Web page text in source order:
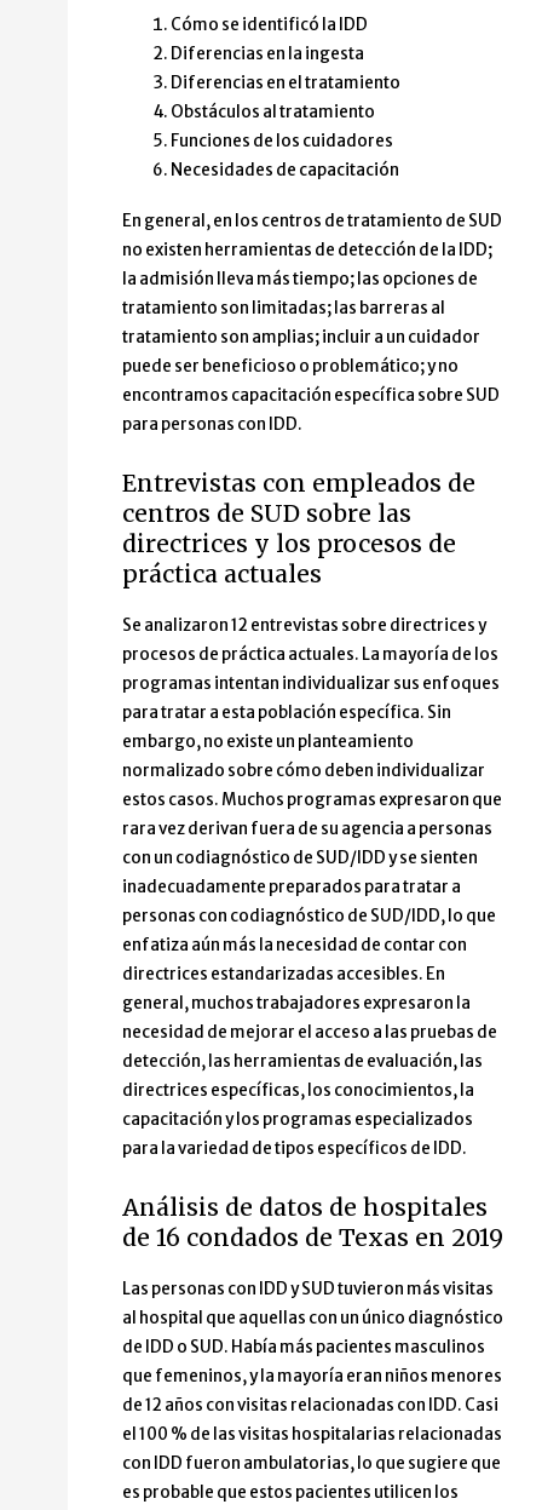
Cómo se identificó la IDD
Diferencias en la ingesta
Diferencias en el tratamiento
Obstáculos al tratamiento
Funciones de los cuidadores
Necesidades de capacitación
En general, en los centros de tratamiento de SUD
no existen herramientas de detección de la IDD;
la admisión lleva más tiempo; las opciones de
tratamiento son limitadas; las barreras al
tratamiento son amplias; incluir a un cuidador
puede ser beneficioso o problemático; y no
encontramos capacitación específica sobre SUD
para personas con IDD.
Entrevistas con empleados de
centros de SUD sobre las
directrices y los procesos de
práctica actuales
Se analizaron 12 entrevistas sobre directrices y
procesos de práctica actuales. La mayoría de los
programas intentan individualizar sus enfoques
para tratar a esta población específica. Sin
embargo, no existe un planteamiento
normalizado sobre cómo deben individualizar
estos casos. Muchos programas expresaron que
rara vez derivan fuera de su agencia a personas
con un codiagnóstico de SUD/IDD y se sienten
inadecuadamente preparados para tratar a
personas con codiagnóstico de SUD/IDD, lo que
enfatiza aún más la necesidad de contar con
directrices estandarizadas accesibles. En
general, muchos trabajadores expresaron la
necesidad de mejorar el acceso a las pruebas de
detección, las herramientas de evaluación, las
directrices específicas, los conocimientos, la
capacitación y los programas especializados
para la variedad de tipos específicos de IDD.
Análisis de datos de hospitales
de 16 condados de Texas en 2019
Las personas con IDD y SUD tuvieron más visitas
al hospital que aquellas con un único diagnóstico
de IDD o SUD. Había más pacientes masculinos
que femeninos, y la mayoría eran niños menores
de 12 años con visitas relacionadas con IDD. Casi
el 100 % de las visitas hospitalarias relacionadas
con IDD fueron ambulatorias, lo que sugiere que
es probable que estos pacientes utilicen los